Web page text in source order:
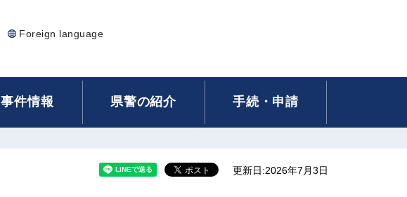
Foreign language
事件情報 県警の紹介 手続・申請
更新日:2026年7月3日